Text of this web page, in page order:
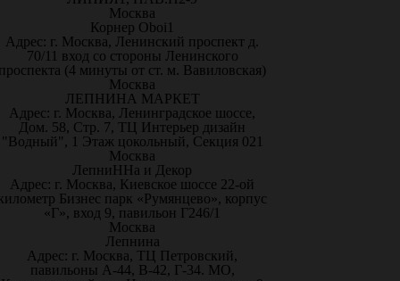
Москва
Корнер Oboi1
Адрес: г. Москва, Ленинский проспект д.
70/11 вход со стороны Ленинского
(4 минуты от ст. м. Вавиловская)
Москва
ЛЕПНИНА МАРКЕТ
Адрес: г. Москва, Ленинградское шоссе,
Дом. 58, Стр. 7, ТЦ Интерьер дизайн
"Водный", 1 Этаж цокольный, Секция 021
Москва
ЛепниННа и Декор
Адрес: г. Москва, Киевское шоссе 22-ой
Бизнес парк «Румянцево», корпус
«Г», вход 9, павильон Г246/1
Москва
Лепнина
Адрес: г. Москва, ТЦ Петровский,
павильоны А-44, В-42, Г-34. МО,